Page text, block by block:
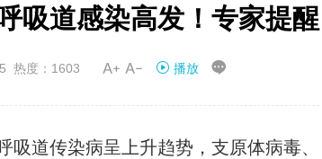
吸道感染高发！专家提醒
热度：1603  播放 
道传染病呈上升趋势，支原体病毒、